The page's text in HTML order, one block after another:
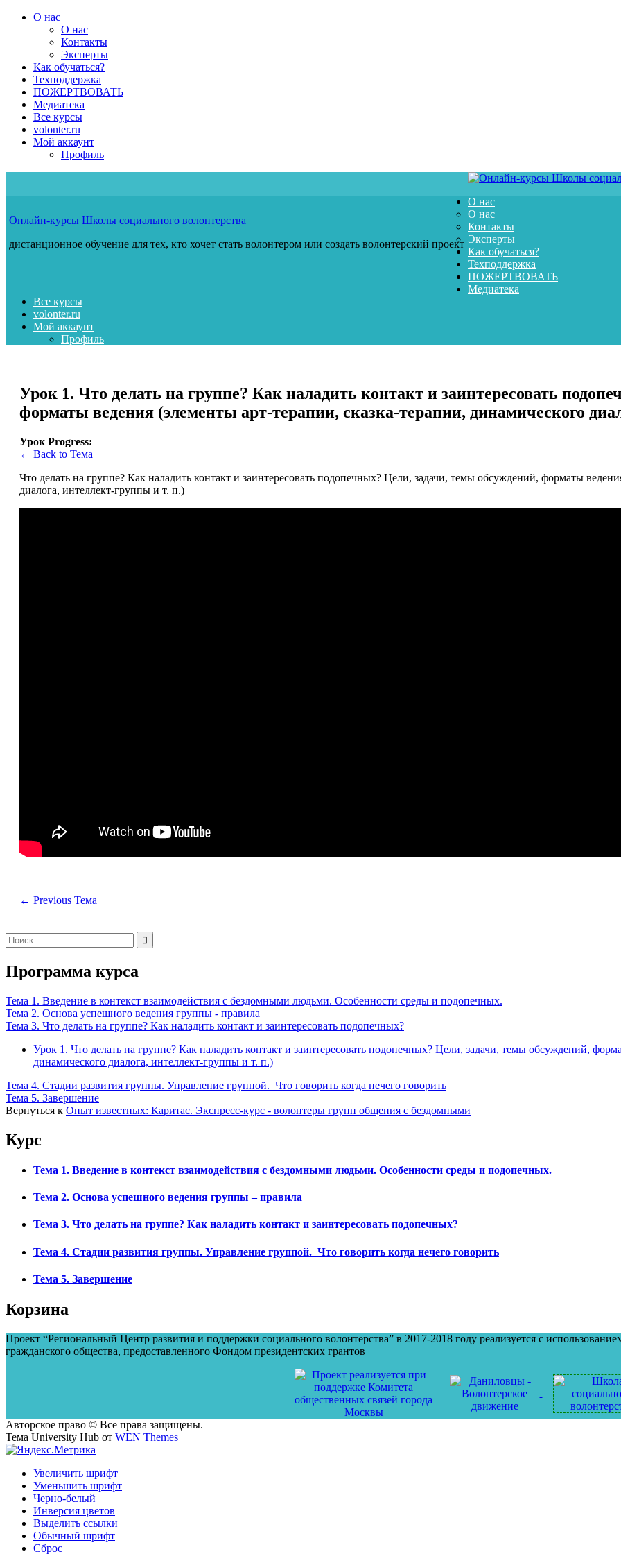
Перейти
содержимому
О нас
О нас
Контакты
Эксперты
Как обучаться?
Техподдержка
ПОЖЕРТВОВАТЬ
Медиатека
Все курсы
volonter.ru
Мой аккаунт
Профиль
Онлайн-курсы Школы социального волонтерства
дистанционное обучение для тех, кто хочет стать волонтером или создать волонтерский проект
О нас
О нас
Контакты
Эксперты
Как обучаться?
Техподдержка
ПОЖЕРТВОВАТЬ
Медиатека
Все курсы
volonter.ru
Мой аккаунт
Профиль
Урок 1. Что делать на группе? Как наладить контакт и заинтересовать
форматы ведения (элементы арт-терапии, сказка-терапии, динамического
Урок Progress:
← Back to Тема
Что делать на группе? Как наладить контакт и заинтересовать подопечных? Цели, задачи, темы обсуждений, форматы
диалога, интеллект-группы и т. п.)
← Previous Тема
Поиск
по:
Программа курса
Тема 1. Введение в контекст взаимодействия с бездомными людьми. Особенности среды и подопечных.
Тема 2. Основа успешного ведения группы - правила
Тема 3. Что делать на группе? Как наладить контакт и заинтересовать подопечных?
Урок 1. Что делать на группе? Как наладить контакт и заинтересовать подопечных? Цели, задачи, темы обсуждений,
динамического диалога, интеллект-группы и т. п.)
Тема 4. Стадии развития группы. Управление группой. Что говорить когда нечего говорить
Тема 5. Завершение
Вернуться к Опыт известных: Каритас. Экспресс-курс - волонтеры групп общения с бездомными
Курс
Тема 1. Введение в контекст взаимодействия с бездомными людьми. Особенности среды и подопечных.
Тема 2. Основа успешного ведения группы – правила
Тема 3. Что делать на группе? Как наладить контакт и заинтересовать подопечных?
Тема 4. Стадии развития группы. Управление группой. Что говорить когда нечего говорить
Тема 5. Завершение
Корзина
Проект “Региональный Центр развития и поддержки социального волонтерства” в 2017-2018 году реализуется с
гражданского общества, предоставленного Фондом президентских грантов
Авторское право © Все права защищены.
Тема University Hub от WEN Themes
Увеличить шрифт
Уменьшить шрифт
Черно-белый
Инверсия цветов
Выделить ссылки
Обычный шрифт
Сброс